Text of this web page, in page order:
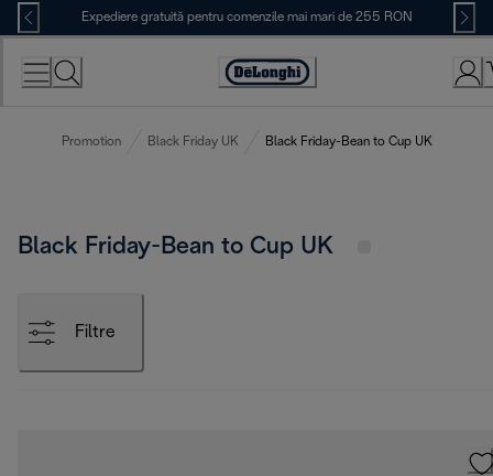
Skip
to
Content
Expediere gratuită pentru comenzile mai mari de 255 RON
Accessibility
Promotion Black Friday UK Black Friday-Bean to Cup UK
Black Friday-Bean to Cup UK
Filtre